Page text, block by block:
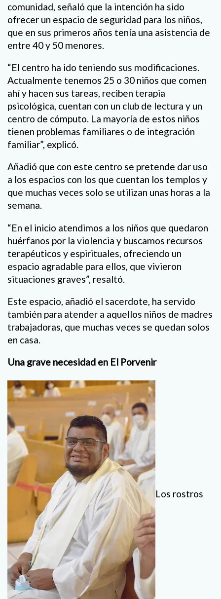
comunidad, señaló que la intención ha sido
ofrecer un espacio de seguridad para los niños,
que en sus primeros años tenía una asistencia de
entre 40 y 50 menores.
“El centro ha ido teniendo sus modificaciones.
Actualmente tenemos 25 o 30 niños que comen
ahí y hacen sus tareas, reciben terapia
psicológica, cuentan con un club de lectura y un
centro de cómputo. La mayoría de estos niños
tienen problemas familiares o de integración
familiar”, explicó.
Añadió que con este centro se pretende dar uso
a los espacios con los que cuentan los templos y
que muchas veces solo se utilizan unas horas a la
semana.
“En el inicio atendimos a los niños que quedaron
huérfanos por la violencia y buscamos recursos
terapéuticos y espirituales, ofreciendo un
espacio agradable para ellos, que vivieron
situaciones graves”, resaltó.
Este espacio, añadió el sacerdote, ha servido
también para atender a aquellos niños de madres
trabajadoras, que muchas veces se quedan solos
en casa.
Una grave necesidad en El Porvenir
Los rostros